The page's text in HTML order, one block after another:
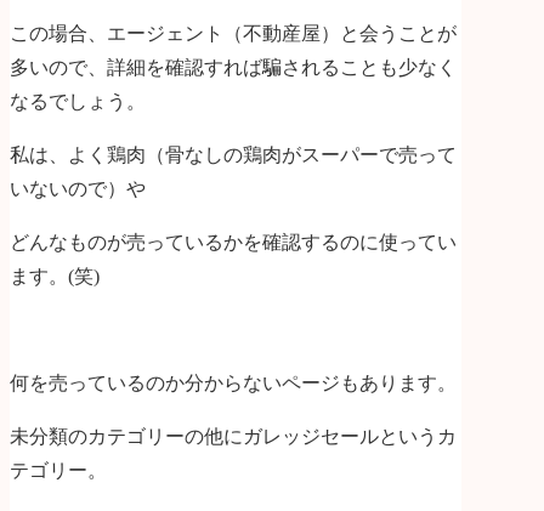
この場合、エージェント（不動産屋）と会うことが
多いので、詳細を確認すれば騙されることも少なく
なるでしょう。
私は、よく鶏肉（骨なしの鶏肉がスーパーで売って
いないので）や
どんなものが売っているかを確認するのに使ってい
ます。(笑)
何を売っているのか分からないページもあります。
未分類のカテゴリーの他にガレッジセールというカ
テゴリー。